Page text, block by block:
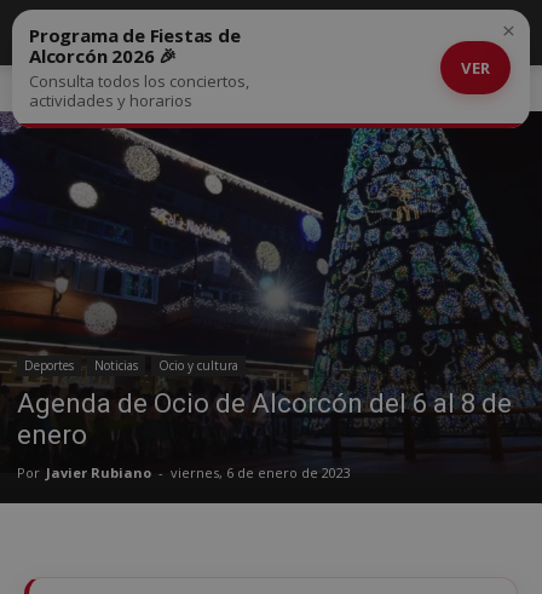
Inicio Deportes
Deportes Noticias Ocio y cultura
Agenda de Ocio de Alcorcón del 6 al 8 de
enero
Por Javier Rubiano - viernes, 6 de enero de 2023
Programa de Fiestas de
Alcorcón 2026 🎉
Consulta todos los conciertos,
actividades y horarios
VER
×